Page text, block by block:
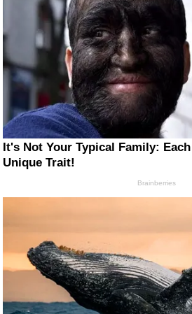
It's Not Your Typical Family:
Unique Trait!
Brainberries